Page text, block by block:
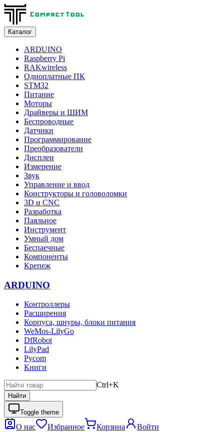
Каталог
ARDUINO
Raspberry Pi
RAKwireless
Одноплатные ПК
STM32
Питание
Моторы
Драйверы и ШИМ
Беспроводные
Датчики
Программирование
Преобразователи
Дисплеи
Измерение
Звук
Управление и ввод
Конструкторы и головоломки
3D и CNC
Разработка
Паяльное
Инструмент
Умный дом
Беспаечные
Компоненты
Крепеж
ARDUINO
Контроллеры
Расширения
Корпуса, шнуры, блоки питания
WeMos-LilyGo
DfRobot
LilyPad
Pycom
Книги
Ctrl+K
Найти
Toggle theme
О нас Избранное Корзина Войти